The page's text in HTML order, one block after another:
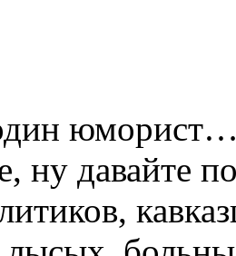
юморист…
ну давайте